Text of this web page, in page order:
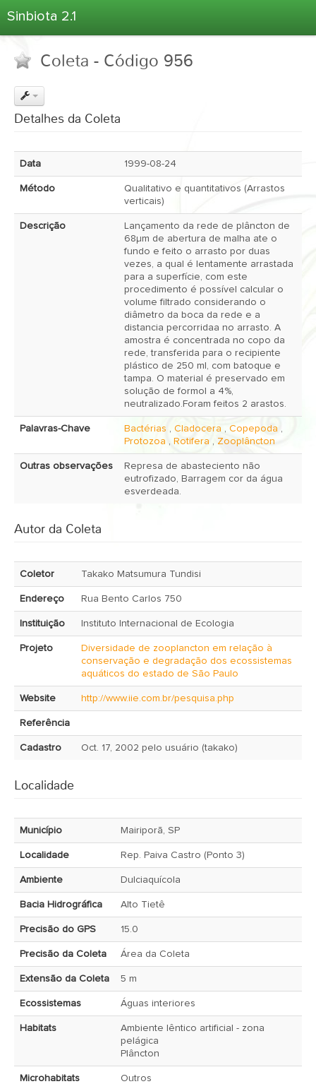
Sinbiota 2.1
Informações Ambientais
Coletas
Atlas 2.1
Sobre o Sinbiota
Coleta - Código 956
Detalhes da Coleta
Data 1999-08-24
Método
Qualitativo e quantitativos (Arrastos
verticais)
Descrição
Lançamento da rede de plâncton de
68µm de abertura de malha ate o
fundo e feito o arrasto por duas
vezes, a qual é lentamente arrastada
para a superfície, com este
procedimento é possível calcular o
volume filtrado considerando o
diâmetro da boca da rede e a
distancia percorridaa no arrasto. A
amostra é concentrada no copo da
rede, transferida para o recipiente
plástico de 250 ml, com batoque e
tampa. O material é preservado em
solução de formol a 4%,
neutralizado.Foram feitos 2 arastos.
Palavras-Chave Bactérias , Cladocera , Copepoda ,
Protozoa , Rotifera , Zooplâncton
Outras observações
Represa de abasteciento não
eutrofizado, Barragem cor da água
esverdeada.
Autor da Coleta
Coletor Takako Matsumura Tundisi
Endereço Rua Bento Carlos 750
Instituição Instituto Internacional de Ecologia
Projeto
Diversidade de zooplancton em relação à
conservação e degradação dos ecossistemas
aquáticos do estado de São Paulo
Website http://www.iie.com.br/pesquisa.php
Referência
Cadastro Oct. 17, 2002 pelo usuário (takako)
Localidade
Município Mairiporã, SP
Localidade Rep. Paiva Castro (Ponto 3)
Ambiente Dulciaquícola
Bacia Hidrográfica Alto Tietê
Precisão do GPS 15.0
Precisão da Coleta Área da Coleta
Extensão da Coleta 5 m
Ecossistemas Águas interiores
Habitats
Ambiente lêntico artificial - zona
pelágica
Plâncton
Microhabitats Outros